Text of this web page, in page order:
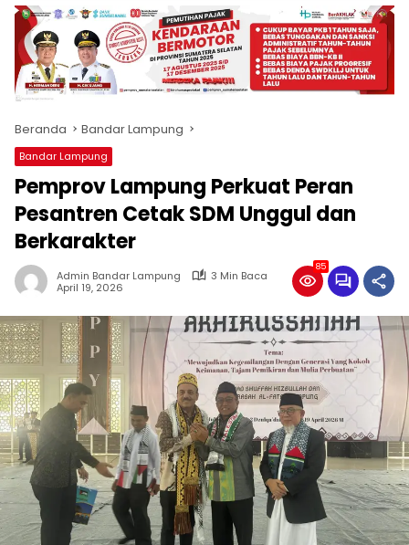
produk
antara
lain
mampu
menjadi
komunikasi
usaha
(beriklan),
fokus
pada
nasional
maupun
international,
lokal
dan
dinamis,
memiliki
kisaran
harga
iklan
yang
relatif
lebih
murah
dari
Beranda Bandar Lampung
Bandar Lampung
Pemprov Lampung Perkuat Peran
Pesantren Cetak SDM Unggul dan
Berkarakter
Admin Bandar Lampung
3 Min Baca
April 19, 2026
85